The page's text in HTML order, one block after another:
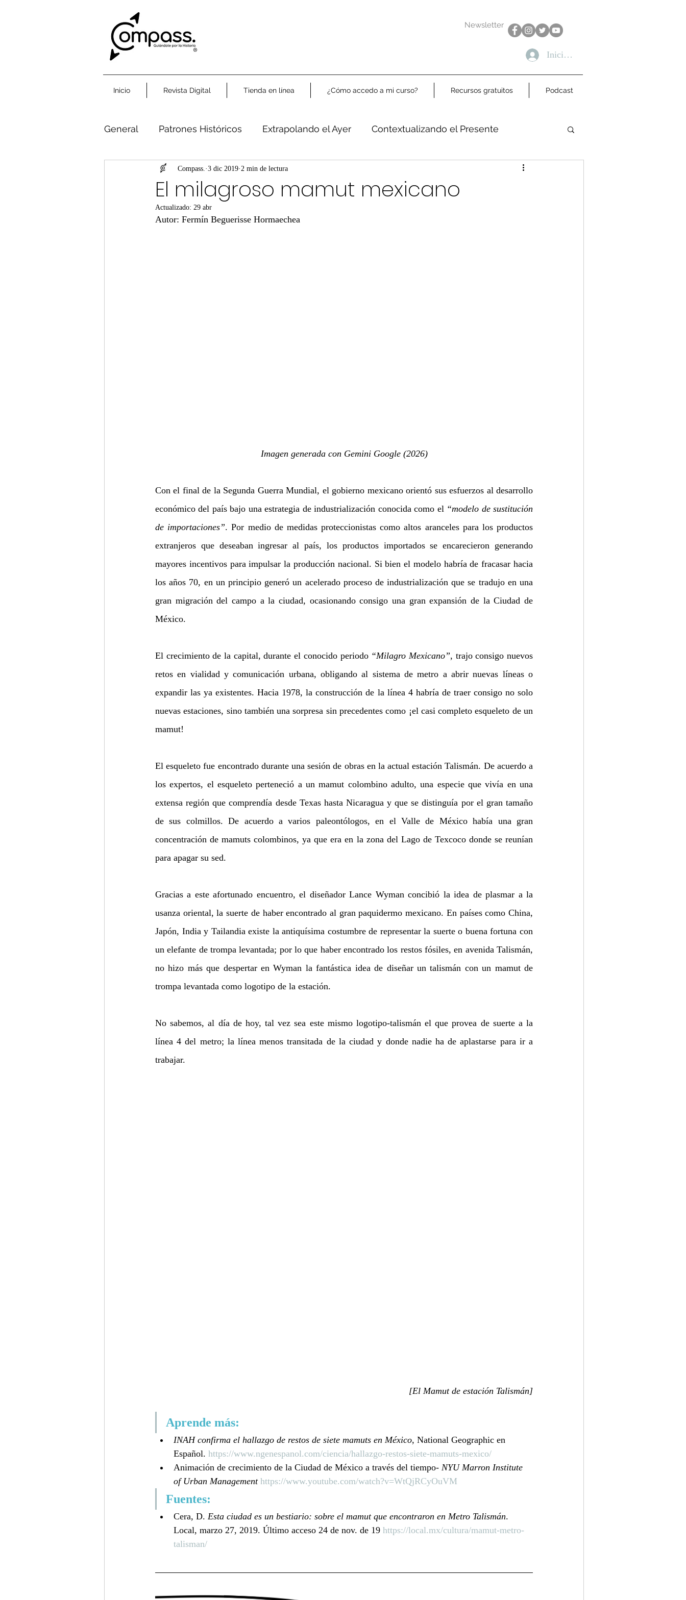
Newsletter
Iniciar sesión
Inicio Revista Digital Tienda en línea ¿Cómo accedo a mi curso? Recursos gratuitos Podcast
General Patrones Históricos Extrapolando el Ayer Contextualizando el Presente
Humanidad Común Libre Análisis
El milagroso mamut mexicano
Compass. 3 dic 2019 2 min de lectura
Actualizado: 29 abr
Autor: Fermín Beguerisse Hormaechea
Imagen generada con Gemini Google (2026)
Con el final de la Segunda Guerra Mundial, el gobierno mexicano orientó sus esfuerzos al desarrollo
económico del país bajo una estrategia de industrialización conocida como el “modelo de sustitución
de importaciones”. Por medio de medidas proteccionistas como altos aranceles para los productos
extranjeros que deseaban ingresar al país, los productos importados se encarecieron generando
mayores incentivos para impulsar la producción nacional. Si bien el modelo habría de fracasar hacia
los años 70, en un principio generó un acelerado proceso de industrialización que se tradujo en una
gran migración del campo a la ciudad, ocasionando consigo una gran expansión de la Ciudad de
México.
El crecimiento de la capital, durante el conocido periodo “Milagro Mexicano”, trajo consigo nuevos
retos en vialidad y comunicación urbana, obligando al sistema de metro a abrir nuevas líneas o
expandir las ya existentes. Hacia 1978, la construcción de la línea 4 habría de traer consigo no solo
nuevas estaciones, sino también una sorpresa sin precedentes como ¡el casi completo esqueleto de un
mamut!
El esqueleto fue encontrado durante una sesión de obras en la actual estación Talismán. De acuerdo a
los expertos, el esqueleto perteneció a un mamut colombino adulto, una especie que vivía en una
extensa región que comprendía desde Texas hasta Nicaragua y que se distinguía por el gran tamaño
de sus colmillos. De acuerdo a varios paleontólogos, en el Valle de México había una gran
concentración de mamuts colombinos, ya que era en la zona del Lago de Texcoco donde se reunían
para apagar su sed.
Gracias a este afortunado encuentro, el diseñador Lance Wyman concibió la idea de plasmar a la
usanza oriental, la suerte de haber encontrado al gran paquidermo mexicano. En países como China,
Japón, India y Tailandia existe la antiquísima costumbre de representar la suerte o buena fortuna con
un elefante de trompa levantada; por lo que haber encontrado los restos fósiles, en avenida Talismán,
no hizo más que despertar en Wyman la fantástica idea de diseñar un talismán con un mamut de
trompa levantada como logotipo de la estación.
No sabemos, al día de hoy, tal vez sea este mismo logotipo-talismán el que provea de suerte a la
línea 4 del metro; la línea menos transitada de la ciudad y donde nadie ha de aplastarse para ir a
trabajar.
[El Mamut de estación Talismán]
Aprende más:
INAH confirma el hallazgo de restos de siete mamuts en México, National Geographic en
Español. https://www.ngenespanol.com/ciencia/hallazgo-restos-siete-mamuts-mexico/
Animación de crecimiento de la Ciudad de México a través del tiempo- NYU Marron Institute
of Urban Management https://www.youtube.com/watch?v=WtQjRCyOuVM
Fuentes:
Cera, D. Esta ciudad es un bestiario: sobre el mamut que encontraron en Metro Talismán.
Local, marzo 27, 2019. Último acceso 24 de nov. de 19 https://local.mx/cultura/mamut-metro-
talisman/